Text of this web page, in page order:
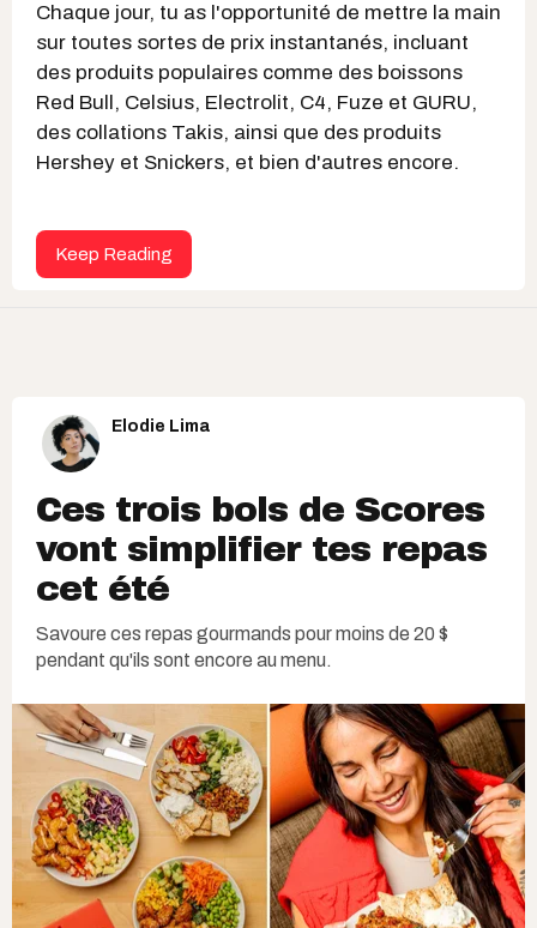
Chaque jour, tu as l'opportunité de mettre la main
sur toutes sortes de prix instantanés, incluant
des produits populaires comme des boissons
Red Bull, Celsius, Electrolit, C4, Fuze et GURU,
des collations Takis, ainsi que des produits
Hershey et Snickers, et bien d'autres encore.
Keep Reading
Elodie Lima
Ces trois bols de Scores
vont simplifier tes repas
cet été
Savoure ces repas gourmands pour moins de 20 $
pendant qu'ils sont encore au menu.